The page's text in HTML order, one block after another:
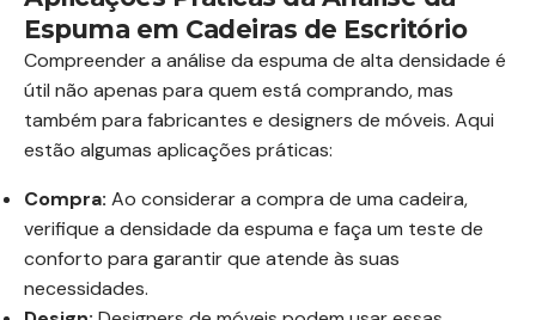
Espuma em Cadeiras de Escritório
Compreender a análise da espuma de alta densidade é
útil não apenas para quem está comprando, mas
também para fabricantes e designers de móveis. Aqui
estão algumas aplicações práticas:
Compra: Ao considerar a compra de uma cadeira,
verifique a densidade da espuma e faça um teste de
conforto para garantir que atende às suas
necessidades.